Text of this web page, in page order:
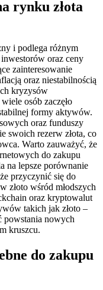
rynku złota
i podlega różnym
oraz ceny
zainteresowanie
oraz niestabilnością
kryzysów
osób zaczęło
formy aktywów.
oraz funduszy
swoich rezerw złota, co
Warto zauważyć, że
do zakupu
na lepsze porównanie
przyczynić się do
złoto wśród młodszych
oraz kryptowalut
takich jak złoto –
powstania nowych
kruszcu.
do zakupu